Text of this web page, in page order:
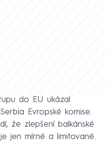
do EU ukázal
Evropské komise.
že zlepšení balkánské
jen mírné a limitované.